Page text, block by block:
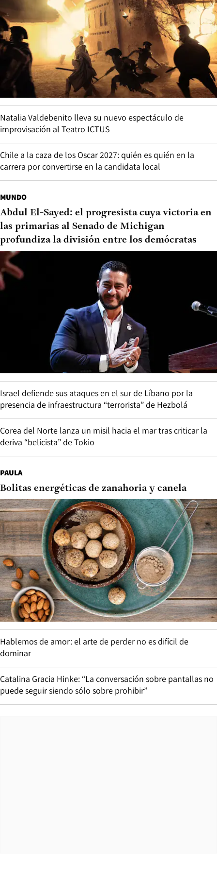
Natalia Valdebenito lleva su nuevo espectáculo de
improvisación al Teatro ICTUS
Chile a la caza de los Oscar 2027: quién es quién en la
carrera por convertirse en la candidata local
MUNDO
Abdul El-Sayed: el progresista cuya victoria en
las primarias al Senado de Michigan
profundiza la división entre los demócratas
Israel defiende sus ataques en el sur de Líbano por la
presencia de infraestructura “terrorista” de Hezbolá
Corea del Norte lanza un misil hacia el mar tras criticar la
deriva “belicista” de Tokio
PAULA
Bolitas energéticas de zanahoria y canela
Hablemos de amor: el arte de perder no es difícil de
dominar
Catalina Gracia Hinke: “La conversación sobre pantallas no
puede seguir siendo sólo sobre prohibir”